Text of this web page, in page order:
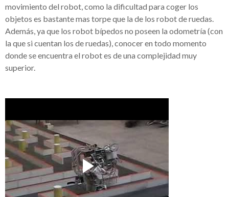
movimiento del robot, como la dificultad para coger los
objetos es bastante mas torpe que la de los robot de ruedas.
Además, ya que los robot bípedos no poseen la odometría (con
la que si cuentan los de ruedas), conocer en todo momento
donde seencuentra el robot es de una complejidad muy
superior.